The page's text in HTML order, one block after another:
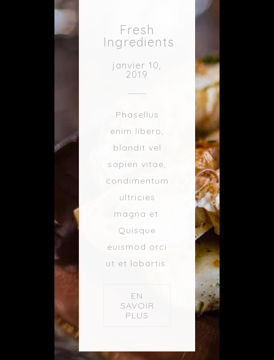
Fresh
Ingredients
janvier 10,
2019
Phasellus
enim libero,
blandit vel
sapien vitae,
condimentum
ultricies
magna et.
Quisque
euismod orci
ut et lobortis.
EN
SAVOIR
PLUS